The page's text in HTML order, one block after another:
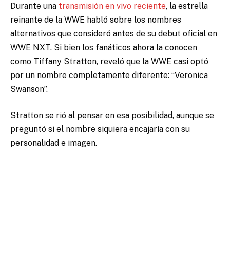
Durante una transmisión en vivo reciente, la estrella
reinante de la WWE habló sobre los nombres
alternativos que consideró antes de su debut oficial en
WWE NXT. Si bien los fanáticos ahora la conocen
como Tiffany Stratton, reveló que la WWE casi optó
por un nombre completamente diferente: “Veronica
Swanson”.
Stratton se rió al pensar en esa posibilidad, aunque se
preguntó si el nombre siquiera encajaría con su
personalidad e imagen.